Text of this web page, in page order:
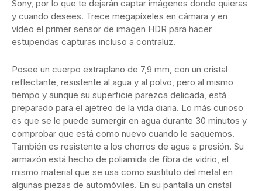
Sony, por lo que te dejarán captar imágenes donde quieras
y cuando desees. Trece megapíxeles en cámara y en
vídeo el primer sensor de imagen HDR para hacer
estupendas capturas incluso a contraluz.
Posee un cuerpo extraplano de 7,9 mm, con un cristal
reflectante, resistente al agua y al polvo, pero al mismo
tiempo y aunque su superficie parezca delicada, está
preparado para el ajetreo de la vida diaria. Lo más curioso
es que se le puede sumergir en agua durante 30 minutos y
comprobar que está como nuevo cuando le saquemos.
También es resistente a los chorros de agua a presión. Su
armazón está hecho de poliamida de fibra de vidrio, el
mismo material que se usa como sustituto del metal en
algunas piezas de automóviles. En su pantalla un cristal